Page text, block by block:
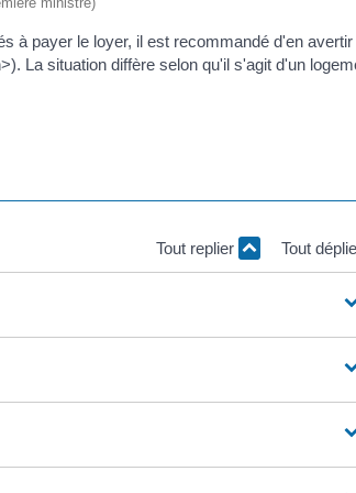
à payer le loyer, il est recommandé d'en avertir
La situation diffère selon qu'il s'agit d'un
Tout replier Tout